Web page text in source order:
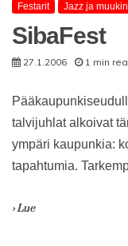
Festarit Jazz ja
SibaFest
27.1.2006 1 min
talvijuhlat alkoivat
ympäri kaupunkia:
tapahtumia.
› Lue